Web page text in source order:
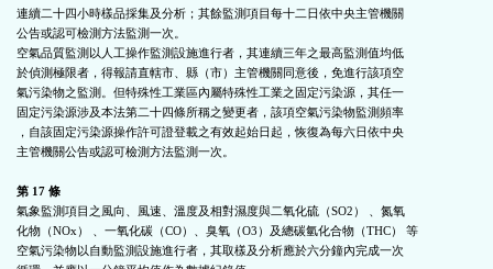
連續二十四小時樣品採集及分析；其餘監測項目每十二日依中央主管機關
公告或認可檢測方法監測一次。
空氣品質監測以人工操作監測設施進行者，其連續三年之最高監測值均低
於偵測極限者，得報請直轄市、縣（市）主管機關同意後，免進行該項空
氣污染物之監測。但特殊性工業區內屬特殊性工業之固定污染源，其任一
固定污染源涉及本法第二十四條所稱之變更者，該項空氣污染物監測頻率
，自該固定污染源操作許可證登載之有效起始日起，恢復為每六日依中央
主管機關公告或認可檢測方法監測一次。
第 17 條
氣象監測項目之風向、風速、溫度及相對濕度與二氧化硫（SO2） 、氮氧
化物（NOx） 、一氧化碳（CO）、臭氧（O3）及總碳氫化合物（THC） 等
空氣污染物以自動監測設施進行者，其取樣及分析應於六分鐘內完成一次